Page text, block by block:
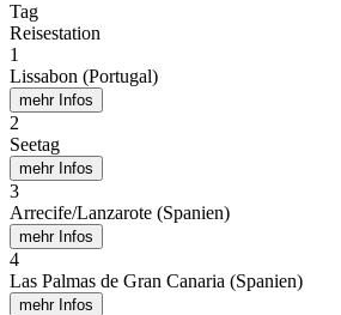
Tag
Reisestation
1
Lissabon (Portugal)
mehr Infos
2
Seetag
mehr Infos
3
Arrecife/Lanzarote (Spanien)
mehr Infos
4
Las Palmas de Gran Canaria (Spanien)
mehr Infos